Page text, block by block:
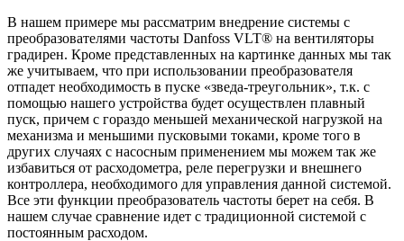
В нашем примере мы рассматрим внедрение системы с
преобразователями частоты Danfoss VLT® на вентиляторы
градирен. Кроме представленных на картинке данных мы так
же учитываем, что при использовании преобразователя
отпадет необходимость в пуске «зведа-треугольник», т.к. с
помощью нашего устройства будет осуществлен плавный
пуск, причем с гораздо меньшей механической нагрузкой на
механизма и меньшими пусковыми токами, кроме того в
других случаях с насосным применением мы можем так же
избавиться от расходометра, реле перегрузки и внешнего
контроллера, необходимого для управления данной системой.
Все эти функции преобразователь частоты берет на себя. В
нашем случае сравнение идет с традиционной системой с
постоянным расходом.